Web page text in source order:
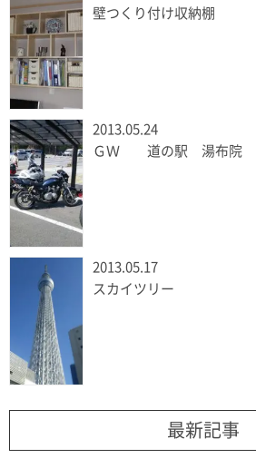
壁つくり付け収納棚
2013.05.24
ＧＷ 道の駅 湯布院
2013.05.17
スカイツリー
最新記事